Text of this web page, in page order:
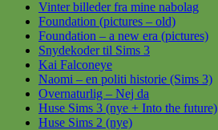
Vinter billeder fra mine nabolag
Foundation (pictures – old)
Foundation – a new era (pictures)
Snydekoder til Sims 3
Kai Falconeye
Naomi – en politi historie (Sims 3)
Overnaturlig – Nej da
Huse Sims 3 (nye + Into the future)
Huse Sims 2 (nye)